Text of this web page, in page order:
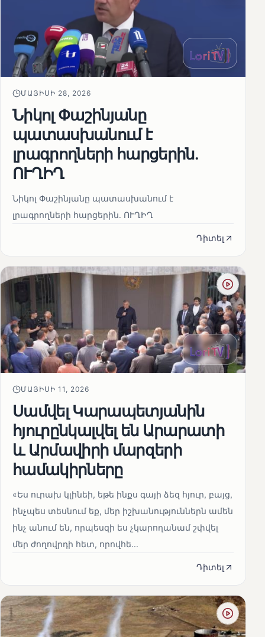
ՄԱՅԻՍԻ 28, 2026
Նիկոլ Փաշինյանը
պատասխանում է
լրագրողների հարցերին․
ՈՒՂԻՂ
Նիկոլ Փաշինյանը պատասխանում է
լրագրողների հարցերին․ ՈՒՂԻՂ
Դիտել
ՄԱՅԻՍԻ 11, 2026
Սամվել Կարապետյանին
հյուրընկալվել են Արարատի
և Արմավիրի մարզերի
համակիրները
«Ես ուրախ կլինեի, եթե ինքս գայի ձեզ հյուր, բայց,
ինչպես տեսնում եք, մեր իշխանություններն ամեն
ինչ անում են, որպեսզի ես չկարողանամ շփվել
մեր ժողովրդի հետ, որովհե...
Դիտել